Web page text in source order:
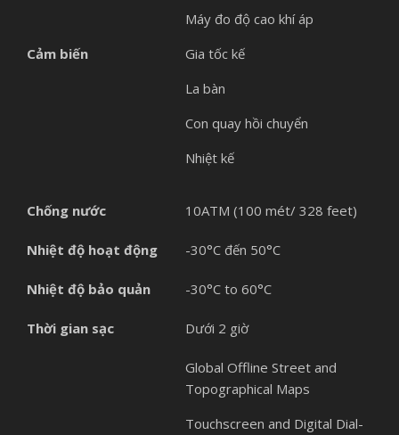
Cảm biến
Máy đo độ cao khí áp
Gia tốc kế
La bàn
Con quay hồi chuyển
Nhiệt kế
Chống nước 10ATM (100 mét/ 328 feet)
Nhiệt độ hoạt động -30°C đến 50°C
Nhiệt độ bảo quản -30°C to 60°C
Thời gian sạc Dưới 2 giờ
Global Offline Street and
Topographical Maps
Touchscreen and Digital Dial-